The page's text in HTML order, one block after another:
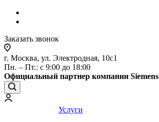
Заказать звонок
г. Москва, ул. Электродная, 10с1
Пн. – Пт.: с 9:00 до 18:00
Официальный партнер компании Siemens
Услуги